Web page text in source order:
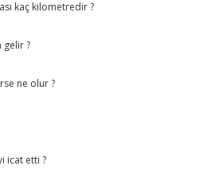
kaç kilometredir ?
gelir ?
ne olur ?
icat etti ?